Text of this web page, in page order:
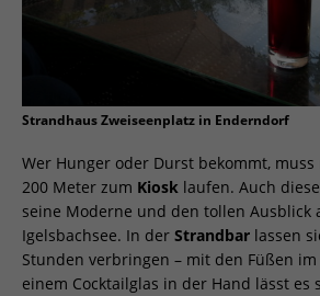
Strandhaus Zweiseenplatz in Enderndorf
Wer Hunger oder Durst bekommt,
200 Meter zum Kiosk laufen. Auch
seine Moderne und den tollen Ausblick
Igelsbachsee. In der Strandbar lassen
Stunden verbringen – mit den Füßen
einem Cocktailglas in der Hand lässt es